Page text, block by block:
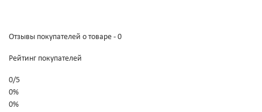
Отзывы покупателей о товаре - 0
Рейтинг покупателей
0/5
0%
0%